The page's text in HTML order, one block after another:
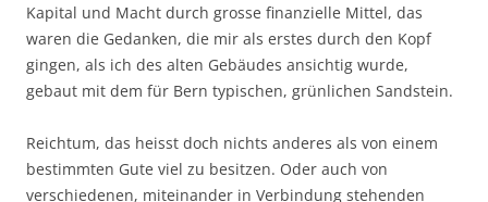
Kapital und Macht durch grosse finanzielle Mittel, das
waren die Gedanken, die mir als erstes durch den Kopf
gingen, als ich des alten Gebäudes ansichtig wurde,
gebaut mit dem für Bern typischen, grünlichen Sandstein.
Reichtum, das heisst doch nichts anderes als von einem
bestimmten Gute viel zu besitzen. Oder auch von
verschiedenen, miteinander in Verbindung stehenden